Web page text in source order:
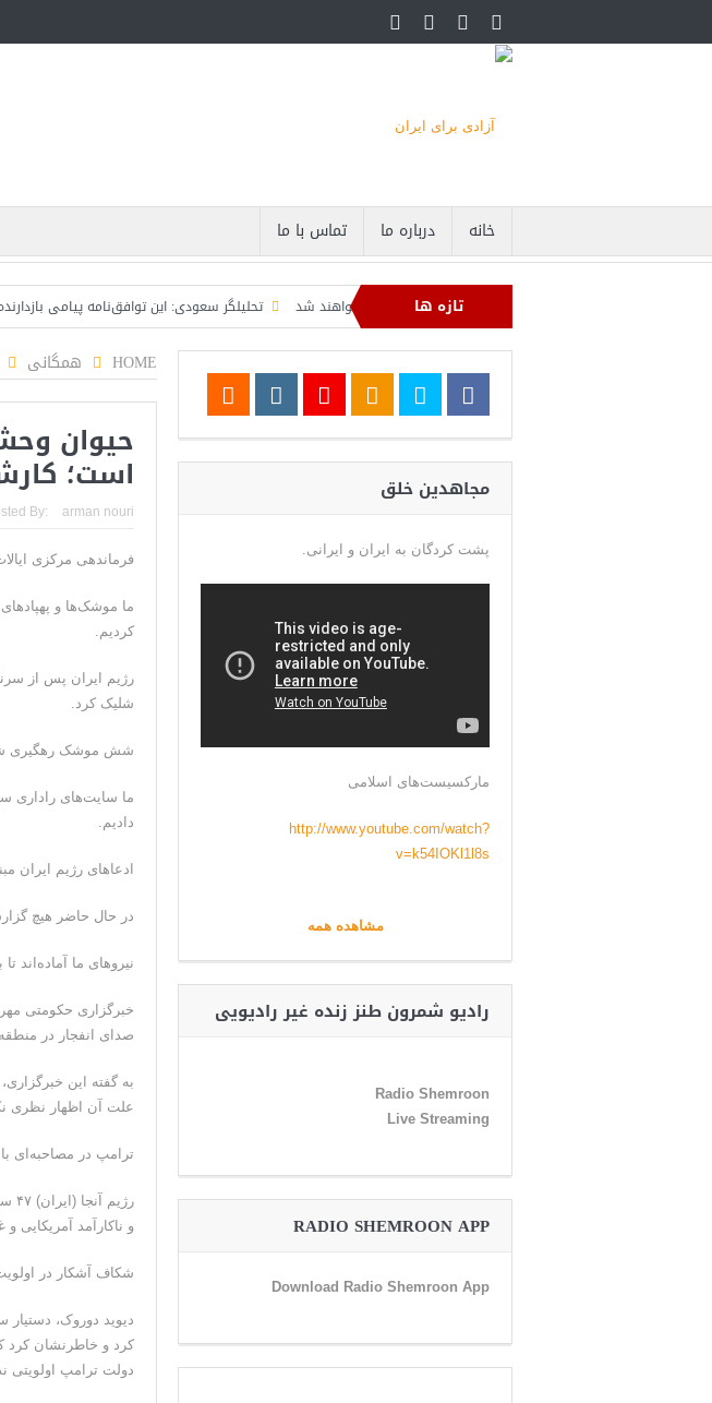
خانه درباره ما تماس با ما
تازه ها
دریایی صادرات نفت ایران را فلج کرد/آمریکا: خفه خواهند شد تحلیلگر سعودی: این توافق‌نامه پیامی بازدارنده در
عبدال السید اسرائیل‌ستیز، خبر خوبی برای جمهوری‌خواهان است
HOME همگانی
حیوان
است؛
By: arman nouri
فرماندهی مرکزی
ما موشک‌ها و
کردیم.
رژیم ایران پس از
شلیک کرد.
شش موشک رهگیری
ما سایت‌های راداری
دادیم.
ادعاهای رژیم ایران
در حال حاضر هیچ
نیروهای ما آماده‌اند
خبرگزاری حکومتی
صدای انفجار در
به گفته این
علت آن اظهار نظری
ترامپ در مصاحبه‌ای با NBC گفت:
و ناکارآمد آمریکایی
شکاف آشکار در
دیوید دوروک، دستیار
کرد و خاطرنشان کرد
دولت ترامپ اولویتی
مجاهدین خلق
پشت کردگان به ایران و ایرانی.
مارکسیست‌های اسلامی
http://www.youtube.com/watch?
v=k54IOKl1l8s
مشاهده همه
رادیو شمرون طنز زنده غیر رادیویی
Radio Shemroon
Live Streaming
RADIO SHEMROON APP
Download Radio Shemroon App